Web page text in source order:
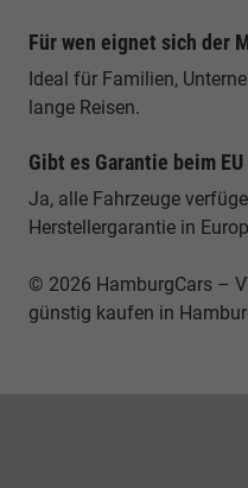
Für wen eignet sich der
Ideal für Familien,
lange Reisen.
Gibt es Garantie beim
Ja, alle Fahrzeuge
Herstellergarantie in
© 2026 HamburgCars –
günstig kaufen in